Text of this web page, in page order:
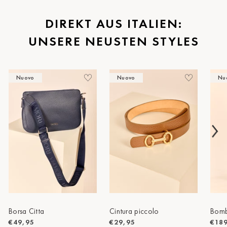
St.Pölten
Staufen
Timmendorf
Tulln
Tuttlingen
Wien Hietzing (13.Bez.)
Zwettl
DIREKT AUS ITALIEN:
UNSERE NEUSTEN STYLES
Nuovo
Borsa Citta
€49,95
Nuovo
Cintura piccolo
€29,95